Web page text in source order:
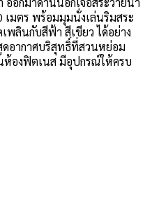
เมตร พร้อมมุมนั่งเล่นริมสระ
ลินกับสีฟ้า สีเขียว ได้อย่าง
อากาศบริสุทธิ์ที่สวนหย่อม
ห้องฟิตเนส มีอุปกรณ์ให้ครบ